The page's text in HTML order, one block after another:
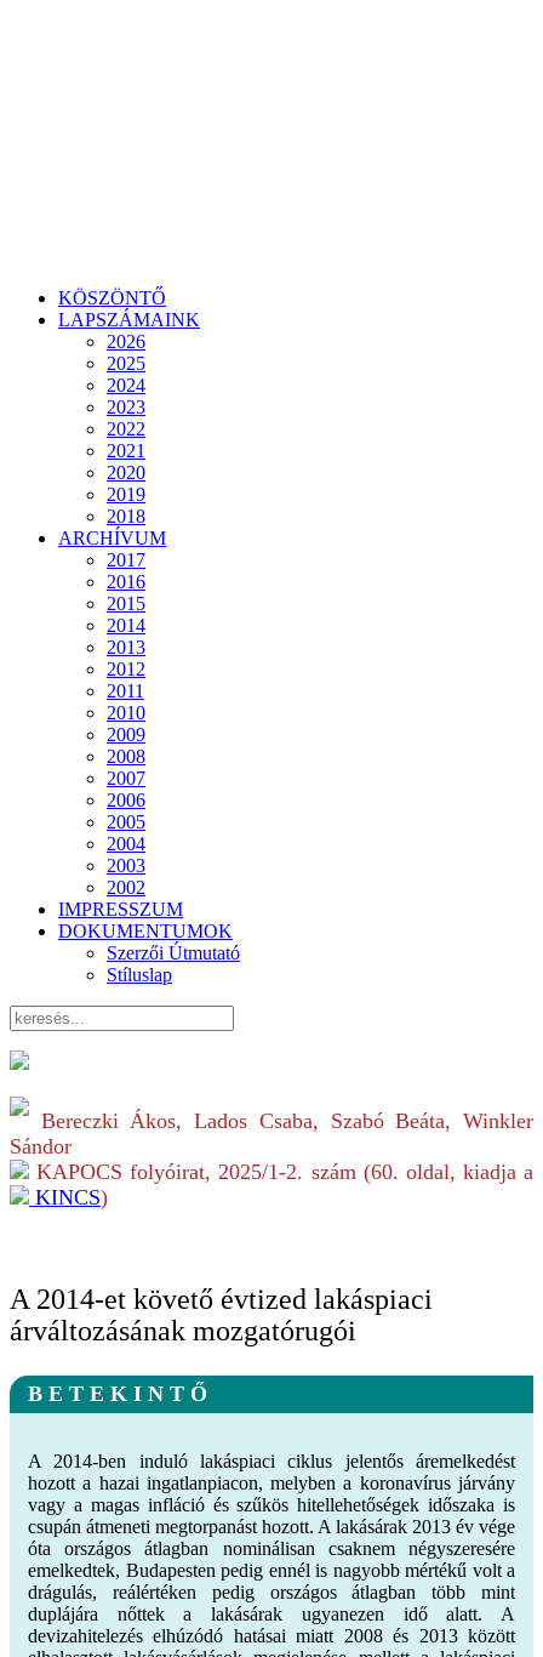
KÖSZÖNTŐ
LAPSZÁMAINK
2026
2025
2024
2023
2022
2021
2020
2019
2018
ARCHÍVUM
2017
2016
2015
2014
2013
2012
2011
2010
2009
2008
2007
2006
2005
2004
2003
2002
IMPRESSZUM
DOKUMENTUMOK
Szerzői Útmutató
Stíluslap
Bereczki Ákos, Lados Csaba, Szabó Beáta, Winkler
Sándor
KAPOCS folyóirat,2025/1-2. szám (60. oldal, kiadja a
KINCS)
A 2014-et követő évtized lakáspiaci
árváltozásának mozgatórugói
B E T E K I N T Ő
A 2014-ben induló lakáspiaci ciklus jelentős áremelkedést
hozott a hazai ingatlanpiacon, melyben a koronavírus járvány
vagy a magas infláció és szűkös hitellehetőségek időszaka is
csupán átmeneti megtorpanást hozott. A lakásárak 2013 év vége
óta országos átlagban nominálisan csaknem négyszeresére
emelkedtek, Budapesten pedig ennél is nagyobb mértékű volt a
drágulás, reálértéken pedig országos átlagban több mint
duplájára nőttek a lakásárak ugyanezen idő alatt. A
devizahitelezés elhúzódó hatásai miatt 2008 és 2013 között